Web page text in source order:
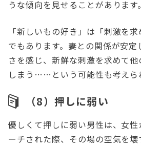
うな傾向を見せることがあります。
「新しいもの好き」は「刺激を
でもあります。妻との関係が安
さを感じ、新鮮な刺激を求めて
しまう……という可能性も考えら
（8）押しに弱い
優しくて押しに弱い男性は、女
ーチされた際、その場の空気を